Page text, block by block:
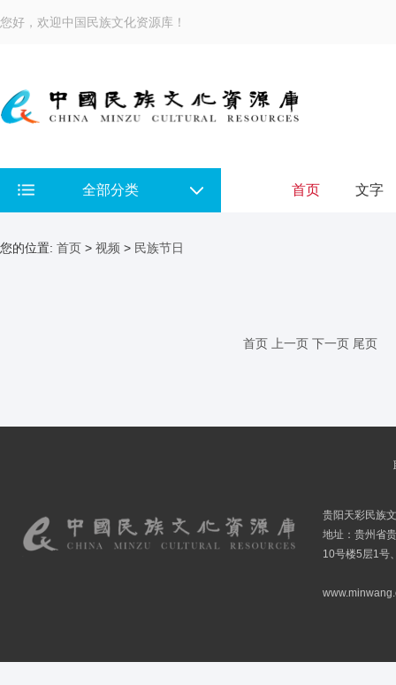
您好，欢迎中国民族文化资源库！
全部分类 首页 文字
您的位置: 首页 > 视频 > 民族节日
首页 上一页 下一页 尾页
贵阳天彩民族
地址：贵州省
10号楼5层1号